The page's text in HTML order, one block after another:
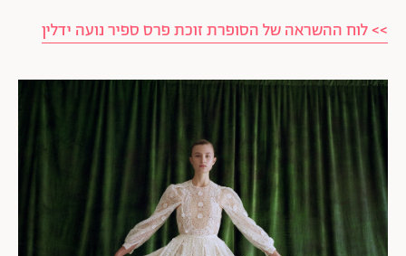
>> לוח ההשראה של הסופרת זוכת פרס ספיר נועה ידלין